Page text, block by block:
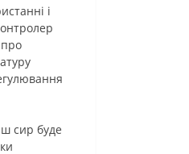
і
сир буде